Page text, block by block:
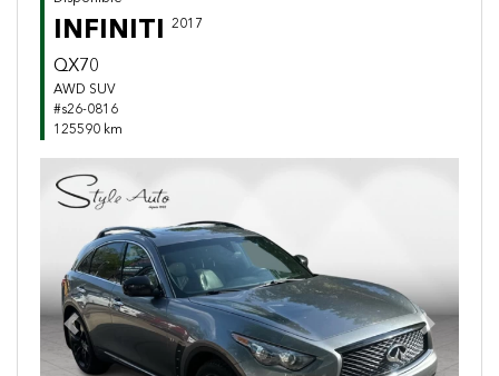
INFINITI 2017
QX70
AWD SUV
#s26-0816
125590 km
Previous Next